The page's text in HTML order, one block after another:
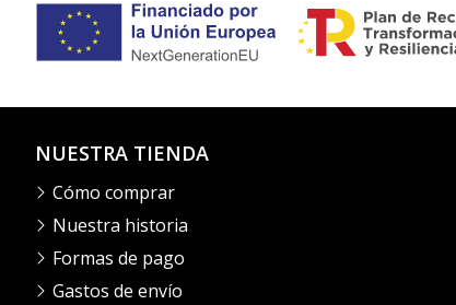
NUESTRA TIENDA
Cómo comprar
Nuestra historia
Formas de pago
Gastos de envío